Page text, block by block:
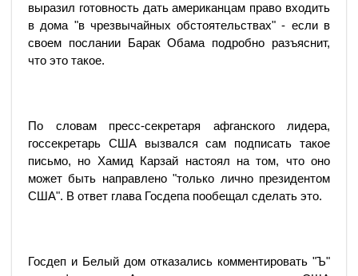
выразил готовность дать американцам право входить
в дома "в чрезвычайных обстоятельствах" - если в
своем послании Барак Обама подробно разъяснит,
что это такое.
По словам пресс-секретаря афганского лидера,
госсекретарь США вызвался сам подписать такое
письмо, но Хамид Карзай настоял на том, что оно
может быть направлено "только лично президентом
США". В ответ глава Госдепа пообещал сделать это.
Госдеп и Белый дом отказались комментировать "Ъ"